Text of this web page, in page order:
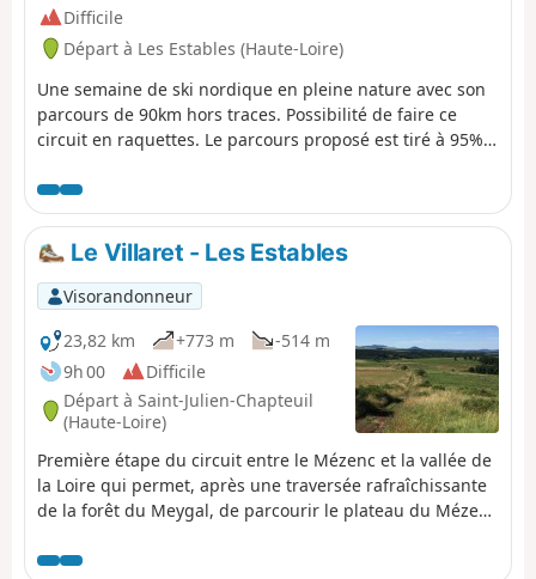
Difficile
Départ à Les Estables (Haute-Loire)
Une semaine de ski nordique en pleine nature avec son
parcours de 90km hors traces. Possibilité de faire ce
circuit en raquettes. Le parcours proposé est tiré à 95%
général de l'Ardèche. Dans son ensemble, le parcours
est balisé aux points "stratégiques" par des piquets
équipés d'un disque rouge, mais, en cas de mauvais
temps (chutes de neige, brouillard), l'efficacité de ce
balisage est aléatoire.
Le Villaret - Les Estables
Visorandonneur
23,82 km
+773 m
-514 m
9h 00
Difficile
Départ à Saint-Julien-Chapteuil
(Haute-Loire)
Première étape du circuit entre le Mézenc et la vallée de
la Loire qui permet, après une traversée rafraîchissante
de la forêt du Meygal, de parcourir le plateau du Mézenc
l'Ouest, le massif du Mézenc au Sud et les Alpes à l'Est.